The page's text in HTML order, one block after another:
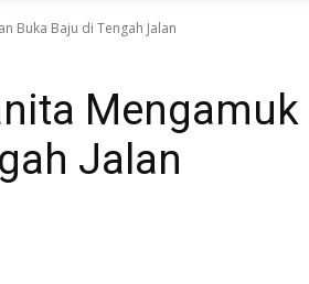
Buka Baju di Tengah Jalan
Mengamuk
Jalan